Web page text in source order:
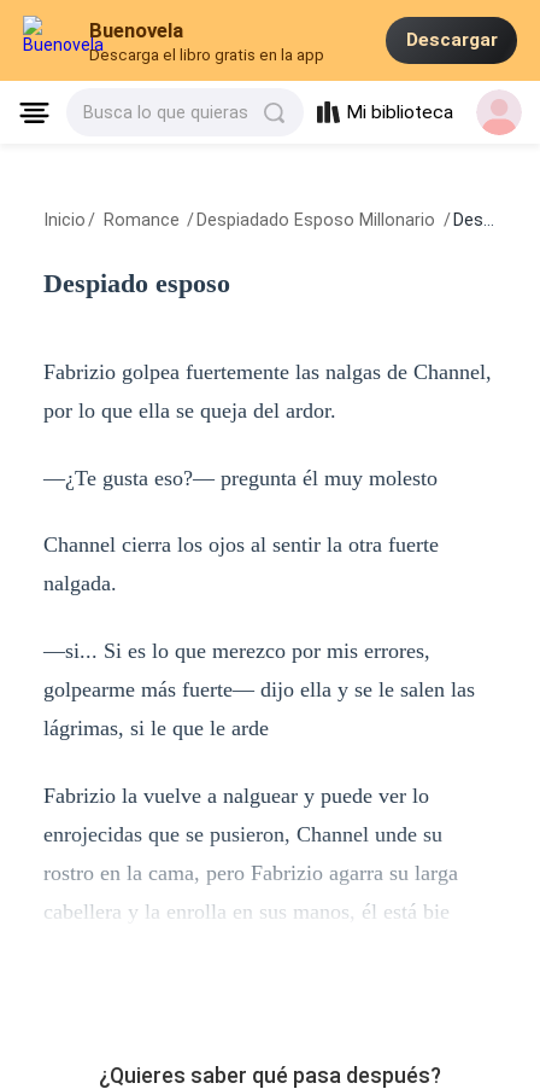
Buenovela
Descarga el libro gratis en la app
Descargar
Busca lo que quieras Mi biblioteca
Inicio / Romance / Despiadado Esposo Millonario / Despiado esposo
Despiado esposo
Fabrizio golpea fuertemente las nalgas de Channel,
por lo que ella se queja del ardor.
—¿Te gusta eso?— pregunta él muy molesto
Channel cierra los ojos al sentir la otra fuerte
nalgada.
—si... Si es lo que merezco por mis errores,
golpearme más fuerte— dijo ella y se le salen las
lágrimas, si le que le arde
Fabrizio la vuelve a nalguear y puede ver lo
enrojecidas que se pusieron, Channel unde su
rostro en la cama, pero Fabrizio agarra su larga
cabellera y la enrolla en sus manos, él está bie
¿Quieres saber qué pasa después?